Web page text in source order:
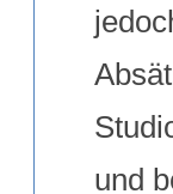
und